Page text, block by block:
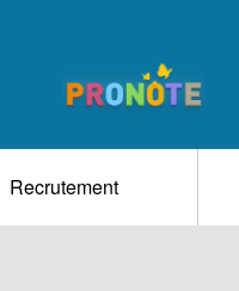
Recrutement